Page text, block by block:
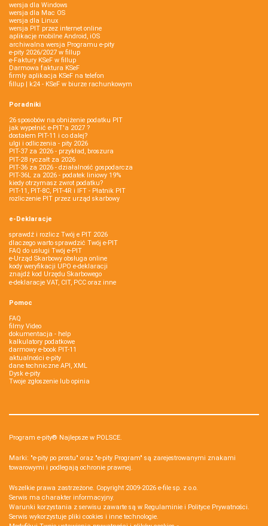
wersja dla Windows
wersja dla Mac OS
wersja dla Linux
wersja PIT przez internet online
aplikacje mobilne Android, iOS
archiwalna wersja Programu e-pity
e-pity 2026/2027 w fillup
e‑Faktury KSeF w fillup
Darmowa faktura KSeF
firmly aplikacja KSeF na telefon
fillup | k24 - KSeF w biurze rachunkowym
Poradniki
26 sposobów na obniżenie podatku PIT
jak wypełnić e-PIT'a 2027 ?
dostałem PIT-11 i co dalej?
ulgi i odliczenia - pity 2026
PIT-37 za 2026 - przykład, broszura
PIT-28 ryczałt za 2026
PIT-36 za 2026 - działalność gospodarcza
PIT-36L za 2026 - podatek liniowy 19%
kiedy otrzymasz zwrot podatku?
PIT-11, PIT-8C, PIT-4R i IFT - Płatnik PIT
rozliczenie PIT przez urząd skarbowy
e-Deklaracje
sprawdź i rozlicz Twój e PIT 2026
dlaczego warto sprawdzić Twój e-PIT
FAQ do usługi Twój e-PIT
e-Urząd Skarbowy obsługa online
kody weryfikacji UPO e-deklaracji
znajdź kod Urzędu Skarbowego
e-deklaracje VAT, CIT, PCC oraz inne
Pomoc
FAQ
filmy Video
dokumentacja - help
kalkulatory podatkowe
darmowy e-book PIT-11
aktualności e-pity
dane techniczne API, XML
Dysk e-pity
Twoje zgłoszenie lub opinia
Program e-pity® Najlepsze w POLSCE.
Marki: "e-pity po prostu" oraz "e-pity Program" są zarejestrowanymi znakami
towarowymi i podlegają ochronie prawnej.
Wszelkie prawa zastrzeżone. Copyright 2009-2026 e-file sp. z o.o.
Serwis ma charakter informacyjny.
Warunki korzystania z serwisu zawarte są w Regulaminie i Polityce Prywatności.
Serwis wykorzystuje pliki cookies i inne technologie.